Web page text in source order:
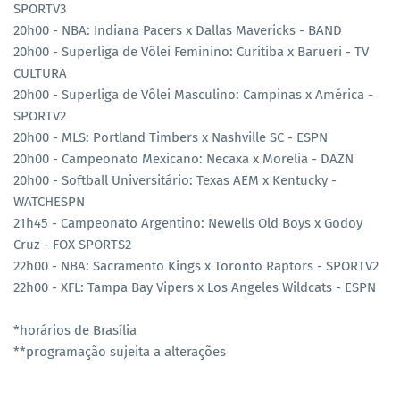
SPORTV3
20h00 - NBA: Indiana Pacers x Dallas Mavericks - BAND
20h00 - Superliga de Vôlei Feminino: Curitiba x Barueri - TV
CULTURA
20h00 - Superliga de Vôlei Masculino: Campinas x América -
SPORTV2
20h00 - MLS: Portland Timbers x Nashville SC - ESPN
20h00 - Campeonato Mexicano: Necaxa x Morelia - DAZN
20h00 - Softball Universitário: Texas AEM x Kentucky -
WATCHESPN
21h45 - Campeonato Argentino: Newells Old Boys x Godoy
Cruz - FOX SPORTS2
22h00 - NBA: Sacramento Kings x Toronto Raptors - SPORTV2
22h00 - XFL: Tampa Bay Vipers x Los Angeles Wildcats - ESPN
*horários de Brasília
**programação sujeita a alterações